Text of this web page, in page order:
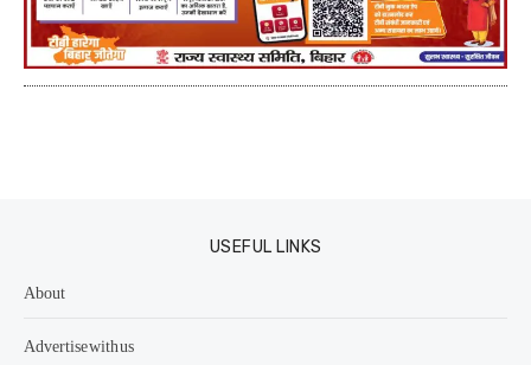
USEFUL LINKS
About
Advertise with us